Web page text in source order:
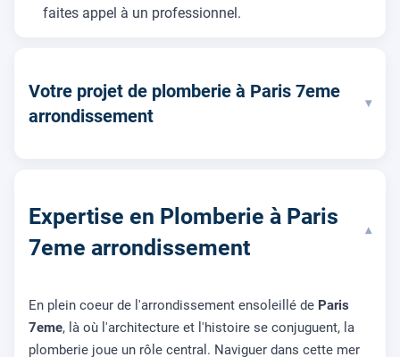
faites appel à un professionnel.
Votre projet de plomberie à Paris 7eme
arrondissement
▾
Expertise en Plomberie à Paris
7eme arrondissement
▾
En plein coeur de l'arrondissement ensoleillé de Paris
7eme, là où l'architecture et l'histoire se conjuguent, la
plomberie joue un rôle central. Naviguer dans cette mer